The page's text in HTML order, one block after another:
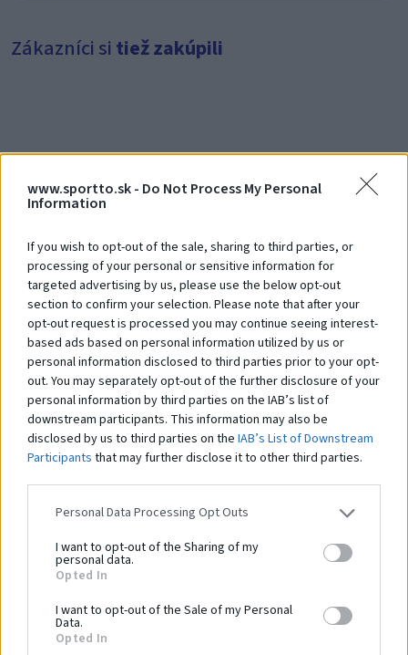
www.sportto.sk - Do Not Process My Personal
Information
If you wish to opt-out of the sale, sharing to third parties, or
processing of your personal or sensitive information for
targeted advertising by us, please use the below opt-out
section to confirm your selection. Please note that after your
opt-out request is processed you may continue seeing interest-
based ads based on personal information utilized by us or
personal information disclosed to third parties prior to your opt-
out. You may separately opt-out of the further disclosure of your
personal information by third parties on the IAB’s list of
downstream participants. This information may also be
disclosed by us to third parties on the IAB’s List of Downstream
Participants that may further disclose it to other third parties.
Personal Data Processing Opt Outs
I want to opt-out of the Sharing of my
personal data.
Opted In
I want to opt-out of the Sale of my Personal
Data.
Opted In
Zákazníci si tiež zakúpili
Schody
Na dopyt
Čo robí tentoprodukt
výnimočným?
Systém STHENOS je sada vybavenia určeného pre cvičenie Street workoutu.
Pozostáva z hrázd, bradiel, lavíc a plošín, kombinovaných v rôznych
zostavách. Ich používanie je založené na využití hmotnosti vlastného tela.
Prvky vám umožňujú vykonávať cvičenia rôznej obtiažnosti: tie
najjednoduchšie, ako aj pokročilejšie. Práve preto sú tréningové zostavy z
prvkovSTHENOSurčené pre širokú skupinu používateľov. Navyše je systém
využiteľný pri telovýchovných cvičeniach, športovom a brannom výcviku a
iných formách všeobecného telesného rozvoja. Použitie pevných a odolných
materiálov a vhodné konštrukčné riešenia zaisťujú odolnosť zariadení a
bezpečnosť používania.
Šírka zariadenia:
1000 mm
Výška zariadenia: